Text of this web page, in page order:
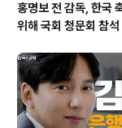
홍명보 전 감독, 한국
위해 국회 청문회 참